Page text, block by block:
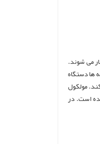
می شوند.
ها دستگاه
می کند. مولکول
است. در